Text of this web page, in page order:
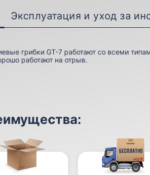
Эксплуатация и уход за
грибки GT-7 работают со всеми
работают на отрыв.